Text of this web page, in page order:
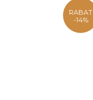
RABAT
-14%